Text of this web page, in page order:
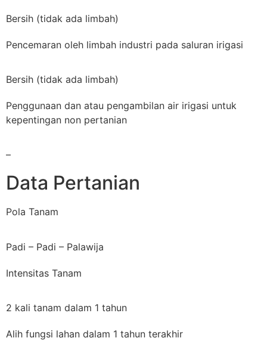
Bersih (tidak ada limbah)
Pencemaran oleh limbah industri pada saluran irigasi
Bersih (tidak ada limbah)
Penggunaan dan atau pengambilan air irigasi untuk
kepentingan non pertanian
–
Data Pertanian
Pola Tanam
Padi – Padi – Palawija
Intensitas Tanam
2 kali tanam dalam 1 tahun
Alih fungsi lahan dalam 1 tahun terakhir